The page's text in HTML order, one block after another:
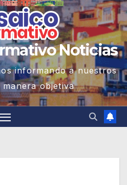
Noticias
informando a nuestros
objetiva